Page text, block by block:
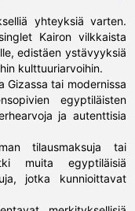
yhteyksiä varten.
Kairon vilkkaista
edistäen ystävyyksiä
kulttuuriarvoihin.
Gizassa tai modernissa
egyptiläisten
ja autenttisia
tilausmaksuja tai
muita egyptiläisiä
jotka kunnioittavat